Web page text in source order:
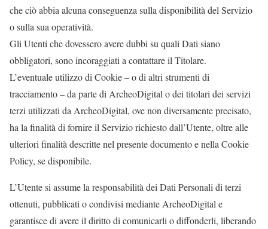
che ciò abbia alcuna conseguenza sulla disponibilità del Servizio
o sulla sua operatività.
Gli Utenti che dovessero avere dubbi su quali Dati siano
obbligatori, sono incoraggiati a contattare il Titolare.
L’eventuale utilizzo di Cookie – o di altri strumenti di
tracciamento – da parte di ArcheoDigital o dei titolari dei servizi
terzi utilizzati da ArcheoDigital, ove non diversamente precisato,
ha la finalità di fornire il Servizio richiesto dall’Utente, oltre alle
ulteriori finalità descritte nel presente documento e nella Cookie
Policy, se disponibile.
L’Utente si assume la responsabilità dei Dati Personali di terzi
ottenuti, pubblicati o condivisi mediante ArcheoDigital e
garantisce di avere il diritto di comunicarli o diffonderli, liberando